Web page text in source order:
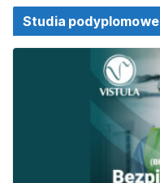
Studia podyplomowe